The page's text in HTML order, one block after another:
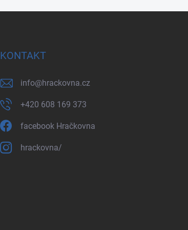
KONTAKT
info@hrackovna.cz
+420 608 169 373
facebook Hračkovna
hrackovna/